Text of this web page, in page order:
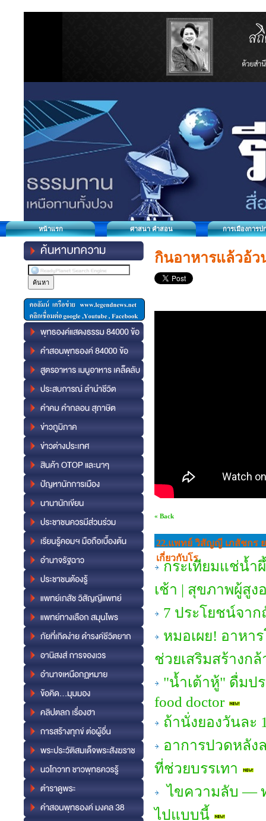
หน้าแรก ศาสนา คำสอน การเมืองการป
กินอาหารแล้วอ้ว
« Back
22.แพทย์ วิสัญญี เภสัชกร
เกี่ยวกับโร
กระเทียมแช่น้ำ
เช้า | สุขภาพผู้สูง
7 ประโยชน์จา
หมอเผย! อาหา
ช่วยเสริมสร้างกล้
"น้ำเต้าหู้" ดื่มป
food doctor
ถ้านั่งยองวันละ
อาการปวดหลัง
ที่ช่วยบรรเทา
ไขความลับ —
ไปแบบนี้